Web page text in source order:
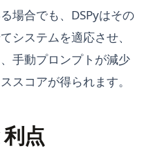
場合でも、DSPyはその
システムを適応させ、
手動プロンプトが減少
スコアが得られます。
点